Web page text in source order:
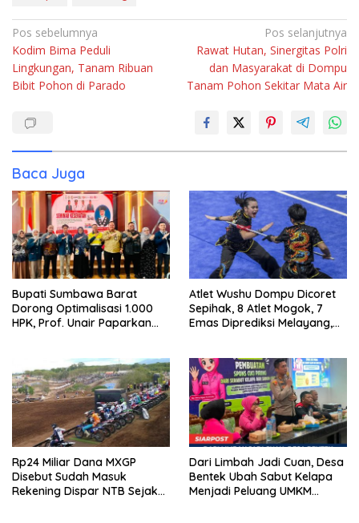
Navigasi
pos
Pos sebelumnya
Kodim Bima Peduli
Lingkungan, Tanam Ribuan
Bibit Pohon di Parado
Pos selanjutnya
Rawat Hutan, Sinergitas Polri
dan Masyarakat di Dompu
Tanam Pohon Sekitar Mata Air
Baca Juga
Bupati Sumbawa Barat
Dorong Optimalisasi 1.000
HPK, Prof. Unair Paparkan
Atlet Wushu Dompu Dicoret
Sepihak, 8 Atlet Mogok, 7
Emas Diprediksi Melayang,
Rp24 Miliar Dana MXGP
Disebut Sudah Masuk
Rekening Dispar NTB Sejak
Dari Limbah Jadi Cuan, Desa
Bentek Ubah Sabut Kelapa
Menjadi Peluang UMKM